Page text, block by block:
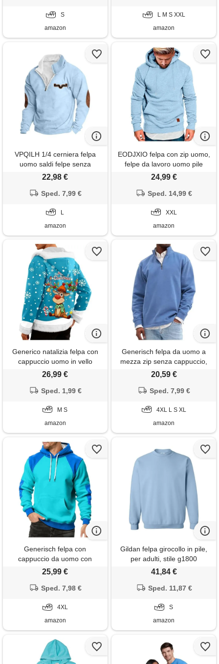
S
amazon
L M S XXL
amazon
VPQILH 1/4 cerniera felpa
uomo saldi felpe senza
cappuccio maglia di tuta
rivestimento in pile sweatshirt
piedi maglia di tuta vintage
etnico felpa
22,98 €
Sped. 7,99 €
L
amazon
EODJXIO felpa con zip uomo,
felpe da lavoro uomo pile
cappuccio alta visibilità
jacket long giacca corta verde
24,99 €
Sped. 14,99 €
XXL
amazon
Generico natalizia felpa con
cappuccio uomo in vello
foderato manica lunga renna
hoodies casual strada felpe
divertente giubbotto in pile
26,99 €
Sped. 1,99 €
M S
amazon
Generisch felpa da uomo a
mezza zip senza cappuccio,
casual, tinta unita, con colletto
maniche lunghe, calda,
blu, xl
20,59 €
Sped. 7,99 €
4XL L S XL
amazon
Generisch felpa con
cappuccio da uomo con
cappuccio in pile, in cotone,
cappuccio, comoda felpa da
25,99 €
Sped. 7,98 €
4XL
amazon
Gildan felpa girocollo in pile,
per adulti, stile g1800
41,84 €
Sped. 11,87 €
S
amazon